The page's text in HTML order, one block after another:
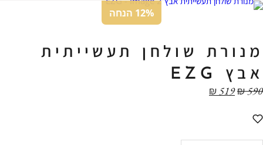
12% הנחה
מנורת שולחן תעשייתית
אבץ EZG
₪590
₪519